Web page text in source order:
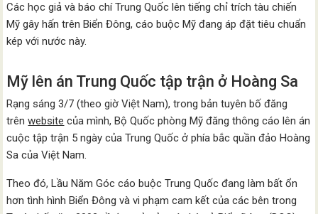
Các học giả và báo chí Trung Quốc lên tiếng chỉ trích tàu chiến
Mỹ gây hấn trên Biển Đông, cáo buộc Mỹ đang áp đặt tiêu chuẩn
kép với nước này.
Mỹ lên án Trung Quốc tập trận ở Hoàng Sa
Rạng sáng 3/7 (theo giờ Việt Nam), trong bản tuyên bố đăng
trênwebsite của mình, Bộ Quốc phòng Mỹ đăng thông cáo lên án
cuộc tập trận 5 ngày của Trung Quốc ở phía bắc quần đảo Hoàng
Sa của Việt Nam.
Theo đó, Lầu Năm Góc cáo buộc Trung Quốc đang làm bất ổn
hơn tình hình Biển Đông và vi phạm cam kết của các bên trong